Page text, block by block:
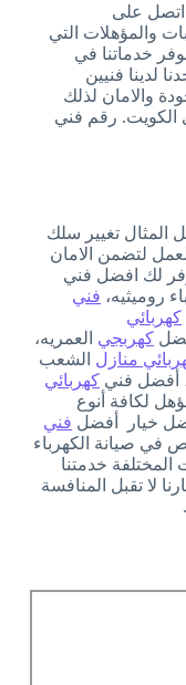
اتصل على
والمؤهلات التي
خدماتنا في
لدينا فنيين
والامان لذلك
الكويت. رقم فني
المثال تغيير سلك
لتضمن الامان
لك افضل فني
روميثيه، فني
كهربائي
كهربجي العمريه،
منازل الشعب
أفضل فني كهربائي
لكافة أنوع
خيار أفضل فني
في صيانة الكهرباء
المختلفة خدمتنا
لا تقبل المنافسة